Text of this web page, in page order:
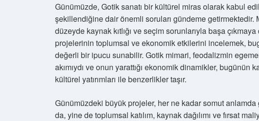
Günümüzde, Gotik sanatı bir kültürel miras olarak kabul
şekillendiğine dair önemli soruları gündeme
düzeyde kaynak kıtlığı ve seçim sorunlarıyla başa
projelerinin toplumsal ve ekonomik etkilerini incelemek,
değerli bir ipucu sunabilir. Gotik mimari, feodalizmin
akımıydı ve onun yarattığı ekonomik dinamikler, bugünün
kültürel yatırımları ile benzerlikler taşır.
Günümüzdeki büyük projeler, her ne kadar somut
da, yine de toplumsal katılım, kaynak dağılımı ve fırsat